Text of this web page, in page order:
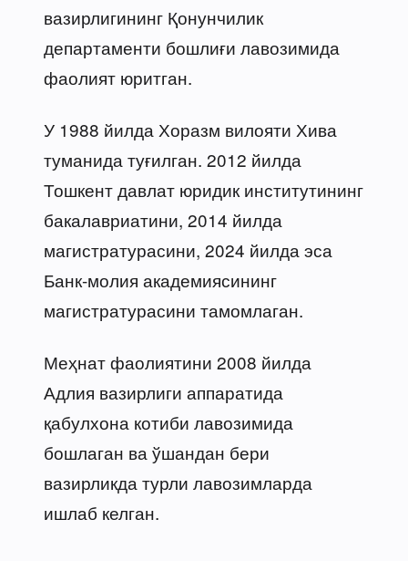
вазирлигининг Қонунчилик
департаменти бошлиғи лавозимида
фаолият юритган.
У 1988 йилда Хоразм вилояти Хива
туманида туғилган. 2012 йилда
Тошкент давлат юридик институтининг
бакалавриатини, 2014 йилда
магистратурасини, 2024 йилда эса
Банк-молия академиясининг
магистратурасини тамомлаган.
Меҳнат фаолиятини 2008 йилда
Адлия вазирлиги аппаратида
қабулхона котиби лавозимида
бошлаган ва ўшандан бери
вазирликда турли лавозимларда
ишлаб келган.